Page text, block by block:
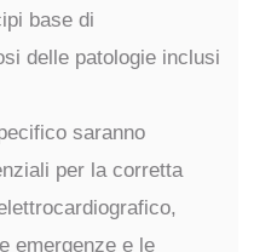
base di
delle patologie inclusi
saranno
per la corretta
emergenze e le